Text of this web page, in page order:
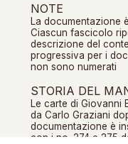
NOTE
La documentazione
Ciascun fascicolo
descrizione del
progressiva per i
non sono numerati
STORIA DEL
Le carte di Giovanni
da Carlo Graziani
documentazione è
con i no. 274 e 275